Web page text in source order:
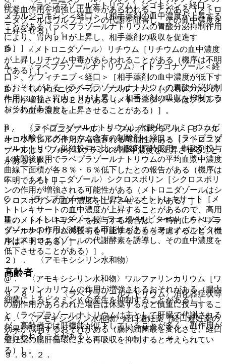
抗凝血作用を増強し出血等があらわれることがある（メトロ
ニダゾールはワルファリンの代謝を阻害し、その血中濃度を
上昇させる）］。
D． 〈メトロニダゾール〉リチウム［リチウムの血中濃度
が上昇しリチウム中毒があらわれることがある（機序は不明
である）］。
E． 〈メトロニダゾール〉ブスルファン［ブスルファンの
作用が増強されることがある（メトロニダゾールはブスルフ
ァンの血中濃度を上昇させることがある）］。
F． 〈メトロニダゾール〉５−フルオロウラシル［５−フル
オロウラシルの作用が増強される可能性がある（メトロニダ
ゾールは５−フルオロウラシルの血中濃度を上昇させること
がある）］。
G． 〈メトロニダゾール〉シクロスポリン［シクロスポリ
ンの作用が増強される可能性がある（メトロニダゾールはシ
クロスポリンの血中濃度を上昇させることがある）］。
H． 〈メトロニダゾール〉フェノバルビタール［メトロニ
ダゾールの作用が減弱する可能性がある（フェノバルビター
ルはメトロニダゾールの代謝酵素を誘導し、その血中濃度を
低下させることがある）］。
高齢者
９．８．１． 〈ラベプラゾールナトリウム〉消化器症状等
の副作用があらわれた場合は休薬するなど慎重に投与するこ
と（ラベプラゾールナトリウムは主として肝臓で代謝される
が、高齢者では肝機能が低下していることが多く、副作用が
あらわれることがある）。
９．８．２．
@． 〈ラベプラゾールナトリウム〉ジゴキシン＜経口＞、
メチルジゴキシン＜経口＞［相手薬剤の血中濃度が上昇する
ことがある（ラベプラゾールナトリウムの胃酸分泌抑制作用
により、胃内ｐＨが上昇し、相手薬剤の吸収を促進す
る）］。
A． 〈ラベプラゾールナトリウム〉イトラコナゾール＜経
口＞、ゲフィチニブ＜経口＞［相手薬剤の血中濃度が低下す
るおそれがある（ラベプラゾールナトリウムの胃酸分泌抑制
作用により、胃内ｐＨが上昇し、相手薬剤の吸収を抑制する
おそれがある）］。
B． 〈ラベプラゾールナトリウム〉水酸化アルミニウムゲ
ル・水酸化マグネシウム含有の制酸剤＜経口＞［ラベプラゾ
ールナトリウム単独投与に比べ制酸剤同時服用、制酸剤投与
１時間後服用でラベプラゾールナトリウムの平均血漿中濃度
曲線下面積が各８％・６％低下したとの報告がある（機序は
不明である）］。
C． 〈ラベプラゾールナトリウム〉メトトレキサート［メ
トトレキサートの血中濃度が上昇することがあるので、高用
量のメトトレキサートを投与する場合は、一時的にラベプラ
ゾールナトリウムの投与を中止することを考慮すること（機
序は不明である）］。
２）． 〈アモキシシリン水和物〉
@． 〈アモキシシリン水和物〉ワルファリンカリウム［ワ
ルファリンカリウムの作用が増強されるおそれがある（腸内
細菌によるビタミンＫの産生を抑制することがある）］。
A． 〈アモキシシリン水和物〉経口避妊薬［経口避妊薬の
効果が減弱するおそれがある（腸内細菌叢を変化させ、経口
避妊薬の腸肝循環による再吸収を抑制すると考えられてい
る）］。